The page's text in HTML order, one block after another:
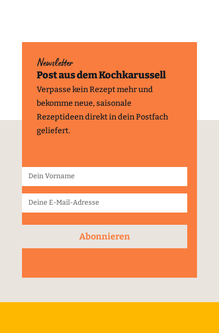
Newsletter
Post aus dem Kochkarussell
Verpasse kein Rezept mehr und
bekomme neue, saisonale
Rezeptideen direkt in dein Postfach
geliefert.
Abonnieren